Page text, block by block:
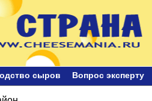
сыров Bопрос эксперту